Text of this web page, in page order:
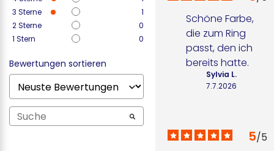
3 Sterne
1
2Sterne
0
1 Stern 0
Bewertungen sortieren
Schöne Farbe,
die zum Ring
passt, den ich
bereits hatte.
7.7.2026
Sylvia L.
5/5